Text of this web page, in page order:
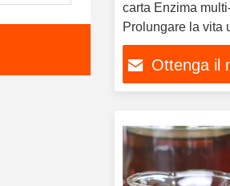
carta Enzima
Prolungare la vita
lana e della
Ottenga il